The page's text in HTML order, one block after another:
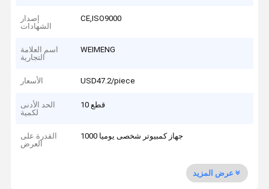
إصدار
الشهادات
CE,ISO9000
اسم العلامة
التجارية
WEIMENG
الأسعار USD47.2/piece
الحد الأدنى
لكمية
10 قطع
القدرة على
العرض
1000 جهاز كمبيوتر شخصى يوميا
عرض المزيد